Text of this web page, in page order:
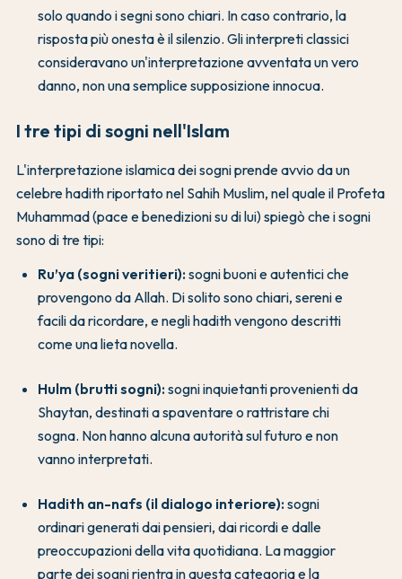
solo quando i segni sono chiari. In caso contrario, la
risposta più onesta è il silenzio. Gli interpreti classici
consideravano un'interpretazione avventata un vero
danno, non una semplice supposizione innocua.
I tre tipi di sogni nell'Islam
L'interpretazione islamica dei sogni prende avvio da un
celebre hadith riportato nel Sahih Muslim, nel quale il Profeta
Muhammad (pace e benedizioni su di lui) spiegò che i sogni
sono di tre tipi:
Ru’ya (sogni veritieri):sogni buoni e autentici che
provengono da Allah. Di solito sono chiari, sereni e
facili da ricordare, e negli hadith vengono descritti
come una lieta novella.
Hulm (brutti sogni):sogni inquietanti provenienti da
Shaytan, destinati a spaventare o rattristare chi
sogna. Non hanno alcuna autorità sul futuro e non
vanno interpretati.
Hadith an-nafs (il dialogo interiore):sogni
ordinari generati dai pensieri, dai ricordi e dalle
preoccupazioni della vita quotidiana. La maggior
parte dei sogni rientra in questa categoria e la